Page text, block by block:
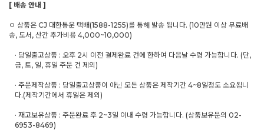
[ 배송 안내 ]
ㅇ 상품은 CJ 대한통운 택배(1588-1255)를 통해 발송 됩니다. (10만원 이상 무료배
송, 도서, 산간 추가비용 4,000~10,000)
· 당일출고상품 : 오후 2시 이전 결제완료 건에 한하여 다음날 수령 가능합니다. (단,
금, 토, 일, 휴일 주문 건 제외)
· 주문제작상품 : 당일출고상품이 아닌 모든 상품은 제작기간 4~8일정도 소요됩니
다.(제작기간에서 휴일은 제외)
· 재고보유상품 : 주문완료 후 2~3일 이내 수령 가능합니다. (상품보유문의 02-
6953-8469)